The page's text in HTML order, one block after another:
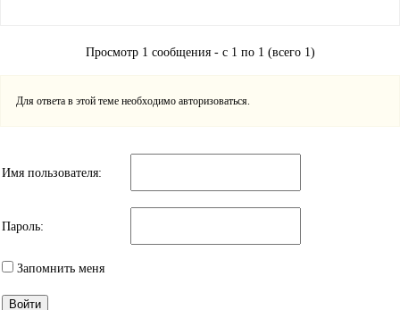
Просмотр 1 сообщения - с 1 по 1 (всего 1)
Для ответа в этой теме необходимо авторизоваться.
Имя пользователя:
Пароль:
Запомнить меня
Войти